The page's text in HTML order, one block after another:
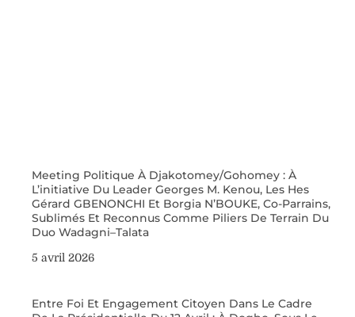
Meeting Politique À Djakotomey/Gohomey : À
L’initiative Du Leader Georges M. Kenou, Les Hes
Gérard GBENONCHI Et Borgia N’BOUKE, Co-Parrains,
Sublimés Et Reconnus Comme Piliers De Terrain Du
Duo Wadagni–Talata
5 avril 2026
Entre Foi Et Engagement Citoyen Dans Le Cadre